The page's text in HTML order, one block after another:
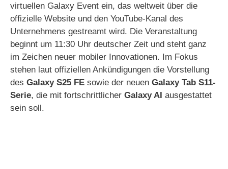
virtuellen Galaxy Event ein, das weltweit über die
offizielle Website und den YouTube-Kanal des
Unternehmens gestreamt wird. Die Veranstaltung
beginnt um 11:30 Uhr deutscher Zeit und steht ganz
im Zeichen neuer mobiler Innovationen. Im Fokus
stehen laut offiziellen Ankündigungen die Vorstellung
des Galaxy S25 FE sowie der neuen Galaxy Tab S11-
Serie, die mit fortschrittlicher Galaxy AI ausgestattet
sein soll.